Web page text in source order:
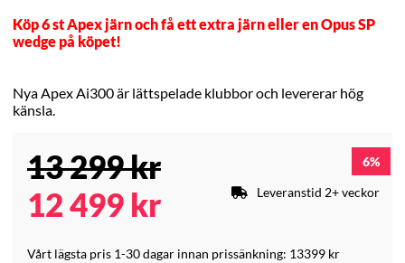
Köp 6 st Apex järn och få ett extra järn eller en Opus SP
wedge på köpet!
Nya Apex Ai300 är lättspelade klubbor och levererar hög
känsla.
13 299kr
12 499 kr
Vårt lägsta pris 1-30 dagar innan prissänkning: 13399 kr
6
Leveranstid 2+ veckor